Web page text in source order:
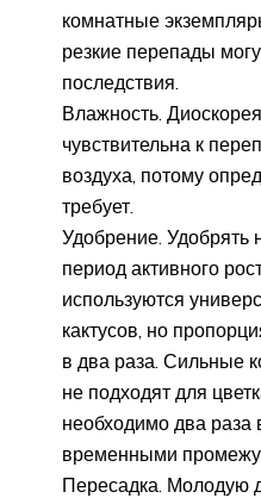
комнатные
резкие перепады
последствия.
Влажность.
чувствительна к
воздуха, потому
требует.
Удобрение. Удобрять
период активного
используются
кактусов, но
в два раза. Сильные
не подходят для
необходимо два
временными
Пересадка. Молодую